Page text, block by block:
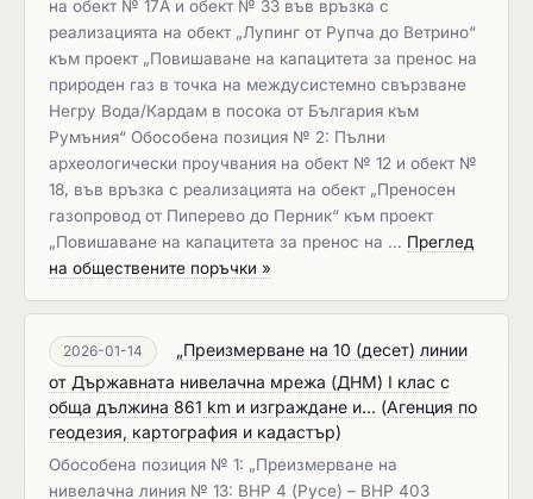
на обект № 17А и обект № 33 във връзка с
реализацията на обект „Лупинг от Рупча до Ветрино“
към проект „Повишаване на капацитета за пренос на
природен газ в точка на междусистемно свързване
Негру Вода/Кардам в посока от България към
Румъния“ Обособена позиция № 2: Пълни
археологически проучвания на обект № 12 и обект №
18, във връзка с реализацията на обект „Преносен
газопровод от Пиперево до Перник“ към проект
„Повишаване на капацитета за пренос на … Преглед
на обществените поръчки »
2026-01-14
„Преизмерване на 10 (десет) линии
от Държавната нивелачна мрежа (ДНМ) I клас с
обща дължина 861 km и изграждане и... (Агенция по
геодезия, картография и кадастър)
Обособена позиция № 1: „Преизмерване на
нивелачна линия № 13: ВНР 4 (Русе) – ВНР 403